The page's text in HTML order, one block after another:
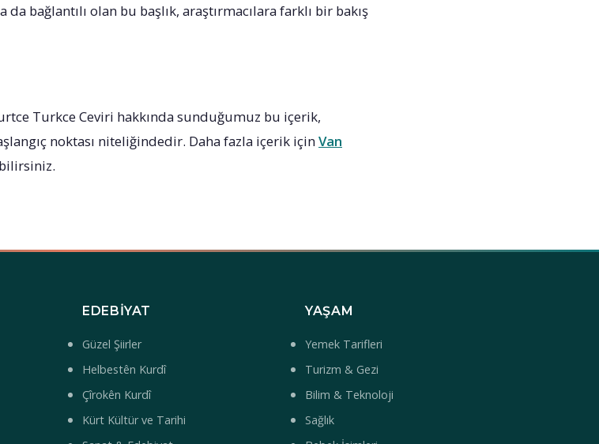
da bağlantılı olan bu başlık, araştırmacılara farklı bir bakış
Turkce Ceviri hakkında sunduğumuz bu içerik,
noktası niteliğindedir. Daha fazla içerik içinVan
EDEBIYAT
Güzel Şiirler
Helbestên Kurdî
Çîrokên Kurdî
Kürt Kültür ve Tarihi
YAŞAM
Yemek Tarifleri
Turizm & Gezi
Bilim & Teknoloji
Sağlık